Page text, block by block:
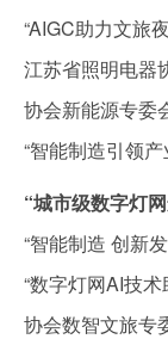
“AIGC助力文旅
江苏省照明电器
协会新能源专委
“城市级数字灯
“数字灯网AI技